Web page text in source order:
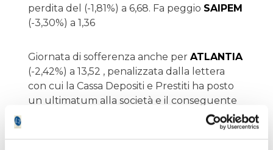
perdita del (-1,81%) a 6,68. Fa peggio SAIPEM
(-3,30%) a 1,36
Giornata di sofferenza anche per ATLANTIA
(-2,42%) a 13,52 , penalizzata dalla lettera
con cui la Cassa Depositi e Prestiti ha posto
un ultimatum alla società e il conseguente